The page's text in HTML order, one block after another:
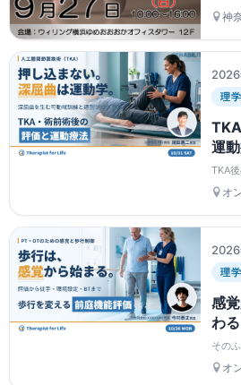
神
2026
理
運
深
｜
生
TKA
その
し、
田勇
オ
理
感
わ
覚
～
その
か？
御か
オ